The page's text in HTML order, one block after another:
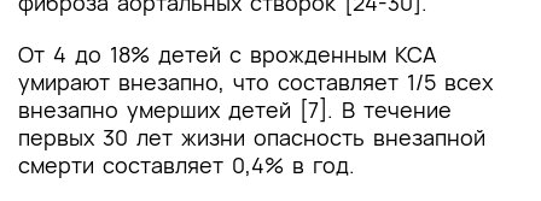
От 4 до 18% детей с врожденным КСА
умирают внезапно, что составляет 1/5 всех
внезапно умерших детей [7]. В течение
первых 30 лет жизни опасность внезапной
смерти составляет 0,4% в год.